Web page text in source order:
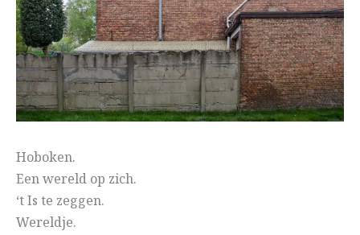
Hoboken.
Een wereld op zich.
‘t Is te zeggen.
Wereldje.